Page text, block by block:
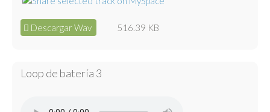
Descargar Wav 516.39 KB
Loop de batería 3